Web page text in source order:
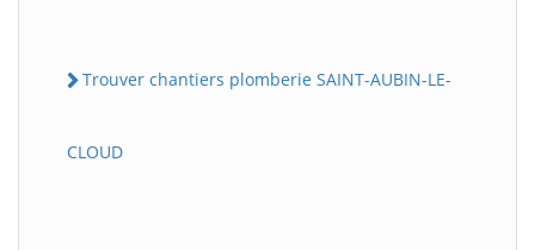
Trouver chantiers plomberie SAINT-AUBIN-LE-
CLOUD